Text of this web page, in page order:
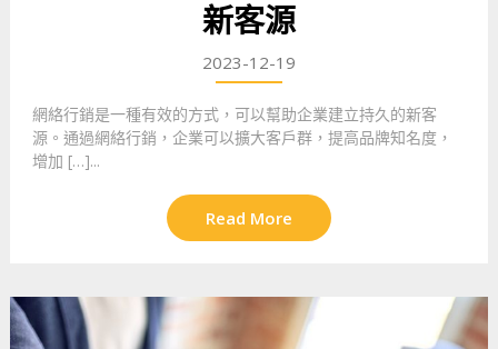
新客源
2023-12-19
網絡行銷是一種有效的方式，可以幫助企業建立持久的新客
源。通過網絡行銷，企業可以擴大客戶群，提高品牌知名度，
增加 […]...
Read More